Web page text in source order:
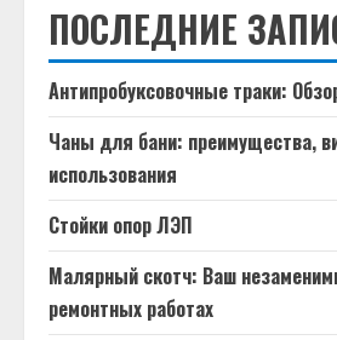
ПОСЛЕДНИЕ
Антипробуксовочные траки:
Чаны для бани: преимущества,
использования
Стойки опор ЛЭП
Малярный скотч: Ваш
ремонтных работах